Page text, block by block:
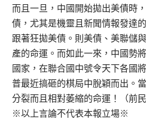
而且一旦，中國開始拋出美債時
債，尤其是機靈且新聞情報發達
跟著狂拋美債。則美債、美聯儲
產的命運。而如此一來，中國勢
國家，在聯合國中號令天下各國
普最近搞砸的棋局中脫穎而出。
分裂而且相對萎縮的命運！（前
※以上言論不代表本報立場※